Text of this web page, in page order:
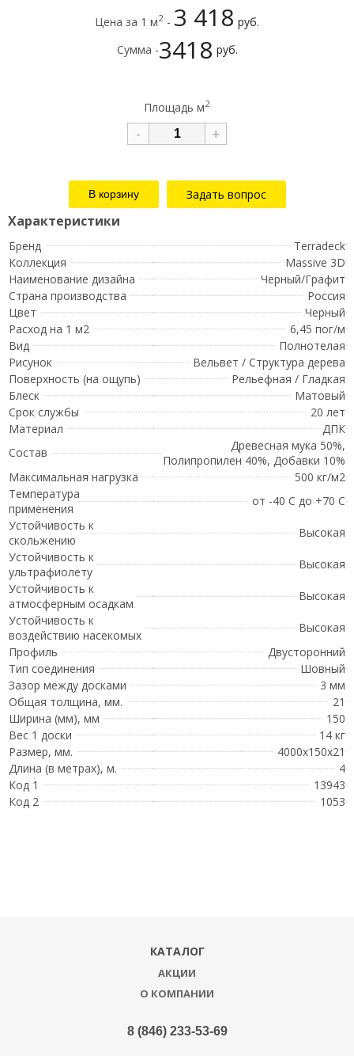
Цена за 1 м2 - 3 418 руб.
Сумма -3418 руб.
Площадь м2
- +
Задать вопрос
Бренд
Terradeck
Коллекция
Massive 3D
Наименование дизайна
Черный/Графит
Страна производства
Россия
Цвет
Черный
Расход на 1 м2
6,45 пог/м
Вид
Полнотелая
Рисунок
Вельвет / Структура дерева
Поверхность (на ощупь)
Рельефная / Гладкая
Блеск
Матовый
Срок службы
20 лет
Материал
ДПК
Состав
Древесная мука 50%,
Полипропилен 40%, Добавки 10%
Максимальная нагрузка
500 кг/м2
Температура
применения
от -40 С до +70 С
Устойчивость к
скольжению
Высокая
Устойчивость к
ультрафиолету
Высокая
Устойчивость к
атмосферным осадкам
Высокая
Устойчивость к
воздействию насекомых
Высокая
Профиль
Двусторонний
Тип соединения
Шовный
Зазор между досками
3 мм
Общая толщина, мм.
21
Ширина (мм), мм
150
Вес 1 доски
14 кг
Размер, мм.
4000x150x21
Длина (в метрах), м.
4
Код 1
13943
Код 2
1053
КАТАЛОГ
АКЦИИ
О КОМПАНИИ
8 (846) 233-53-69